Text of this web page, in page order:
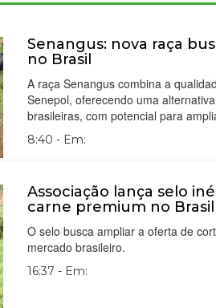
Senangus: nova raça
no Brasil
A raça Senangus combina a
Senepol, oferecendo uma
brasileiras, com potencial para
8:40 - Em:
Associação lança selo
carne premium no Brasil
O selo busca ampliar a oferta de
mercado brasileiro.
16:37 - Em: